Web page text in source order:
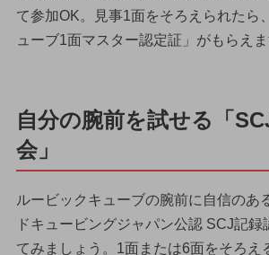
て参加OK。見事1面をそろえられたら
ューブ1面マスター認定証」がもらえま
自分の腕前を試せる「
会」
ルービックキューブの腕前に自信のあ
ドキュービングジャパン公認 SCJ記録
てみましょう。1面または6面をそろえ